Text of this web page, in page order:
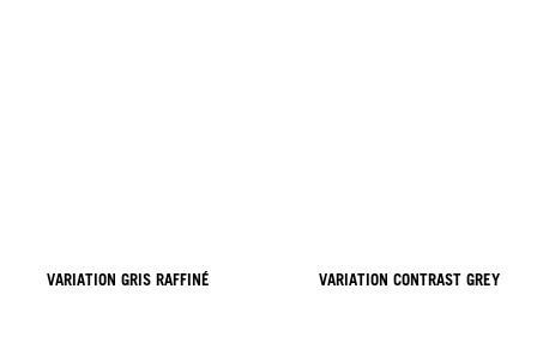
VARIATION GRIS RAFFINÉ VARIATION CONTRAST GREY